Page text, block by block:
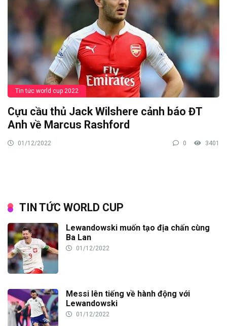
Tin tức world cup 2022
Cựu cầu thủ Jack Wilshere cảnh báo ĐT
Anh về Marcus Rashford
01/12/2022 0 3401
TIN TỨC WORLD CUP
Lewandowski muốn tạo địa chấn cùng
Ba Lan
01/12/2022
Messi lên tiếng về hành động với
Lewandowski
01/12/2022